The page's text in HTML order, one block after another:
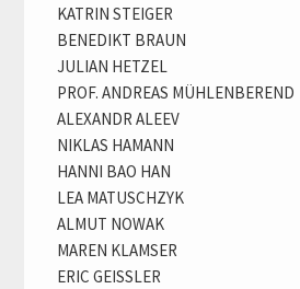
KATRIN STEIGER
BENEDIKT BRAUN
JULIAN HETZEL
PROF. ANDREAS MÜHLENBEREND
ALEXANDR ALEEV
NIKLAS HAMANN
HANNI BAO HAN
LEA MATUSCHZYK
ALMUT NOWAK
MAREN KLAMSER
ERIC GEISSLER